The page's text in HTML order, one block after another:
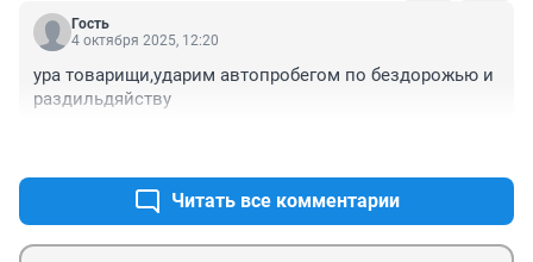
Гость
4 октября 2025, 12:20
ура товарищи,ударим автопробегом по бездорожью и
раздильдяйству
Читать все комментарии